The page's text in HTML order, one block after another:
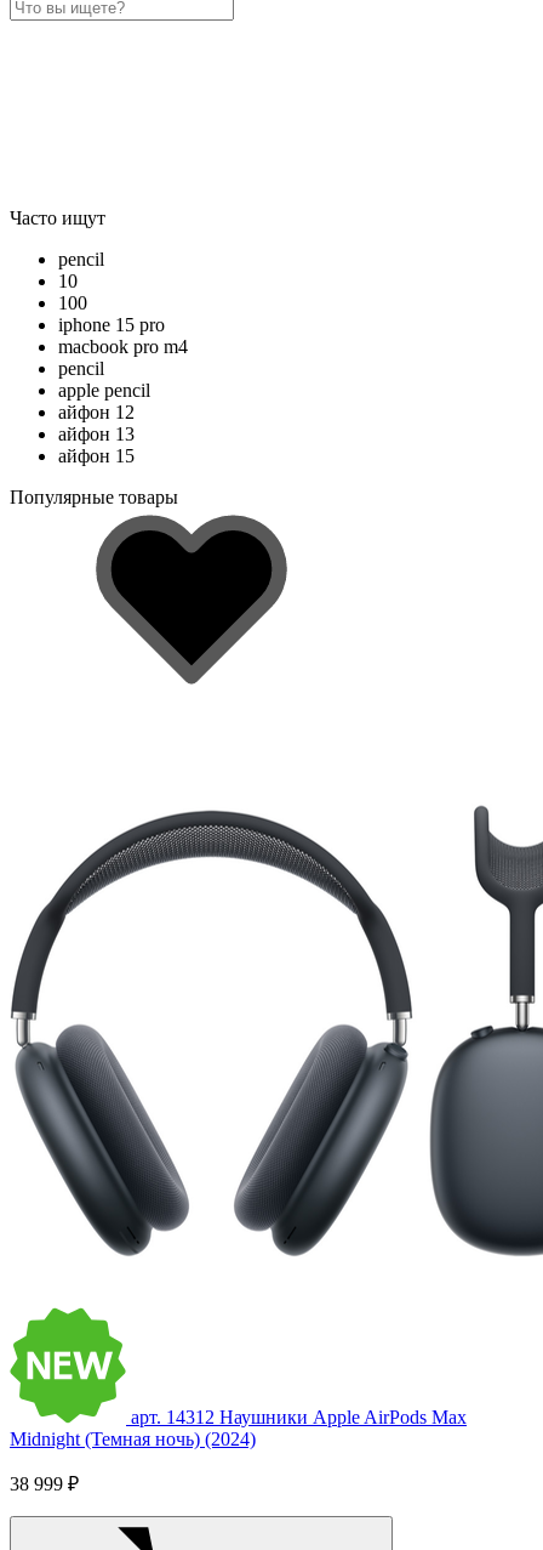
Часто ищут
pencil
10
100
iphone 15 pro
macbook pro m4
pencil
apple pencil
айфон 12
айфон 13
айфон 15
Популярные товары
арт. 14312 Наушники Apple AirPods Max
Midnight (Темная ночь) (2024)
38 999 ₽